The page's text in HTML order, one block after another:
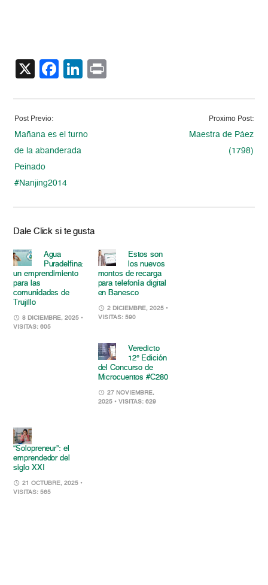
X Facebook
LinkedIn
Post Previo:
Mañana es el turno
de la abanderada
Peinado
#Nanjing2014
Proximo Post:
Maestra de Páez
(1798)
Dale Click si te gusta
Agua
Puradelfina:
un emprendimiento
para las
comunidades de
Trujillo
8 DICIEMBRE, 2025 •
VISITAS: 605
Estos son
los nuevos
montos de recarga
para telefonía digital
en Banesco
2 DICIEMBRE, 2025 •
VISITAS: 590
Veredicto
12° Edición
del Concurso de
Microcuentos #C280
27 NOVIEMBRE,
2025 • VISITAS: 629
“Solopreneur”: el
emprendedor del
siglo XXI
21 OCTUBRE, 2025 •
VISITAS: 565